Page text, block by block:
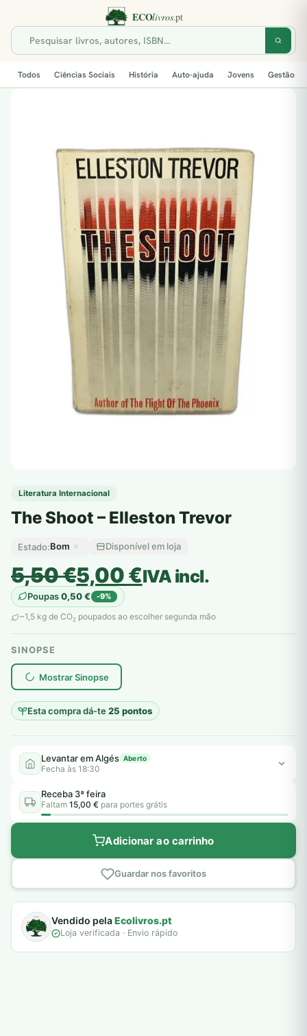
Todos Ciências Sociais História Auto-ajuda Jovens Gestão
Literatura Internacional
The Shoot – Elleston Trevor
Estado:Bom Disponível em loja
5,50€
O
preço
original
era:
5,50 €.
5,00€
O
preço
atual
é:
5,00 €.
IVA incl.
Poupas0,50€ -9%
~1,5 kg de CO2 poupados ao escolher segunda mão
SINOPSE
Mostrar Sinopse
Esta compra dá-te25 pontos
plantar árvores reais
Levantar em Algés Aberto
Fecha às 18:30
Receba 3ª feira
Faltam 15,00 € para portes grátis
Adicionar ao carrinho
Guardar nos favoritos
Vendido pelaEcolivros.pt
Loja verificada · Envio rápido